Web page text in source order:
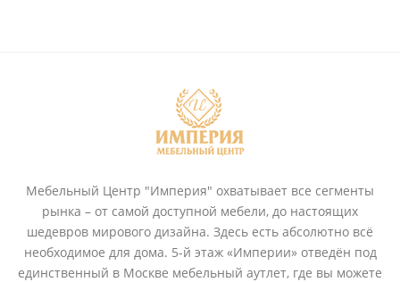
Мебельный Центр "Империя" охватывает все сегменты
рынка – от самой доступной мебели, до настоящих
шедевров мирового дизайна. Здесь есть абсолютно всё
необходимое для дома. 5-й этаж «Империи» отведён под
единственный в Москве мебельный аутлет, где вы можете